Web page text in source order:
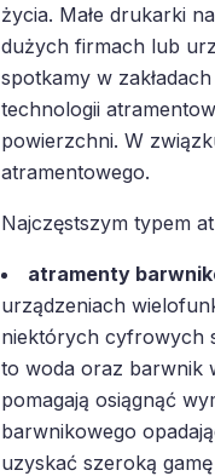
życia. Małe drukarki
dużych firmach lub
spotkamy w
technologii
powierzchni. W
atramentowego.
Najczęstszym typem
atramenty
urządzeniach
niektórych cyfrowych
to woda oraz barwnik
pomagają osiągnąć
barwnikowego
uzyskać szeroką